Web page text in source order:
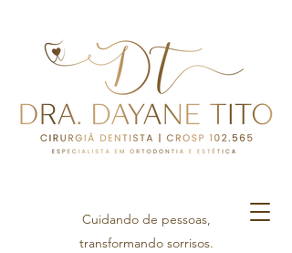
Cuidando de pessoas,
transformando sorrisos.